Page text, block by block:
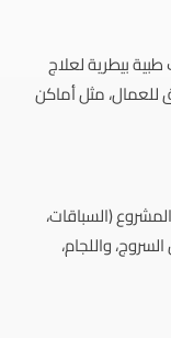
بيطرية لعلاج
للعمال، مثل أماكن
(السباقات،
واللجام،